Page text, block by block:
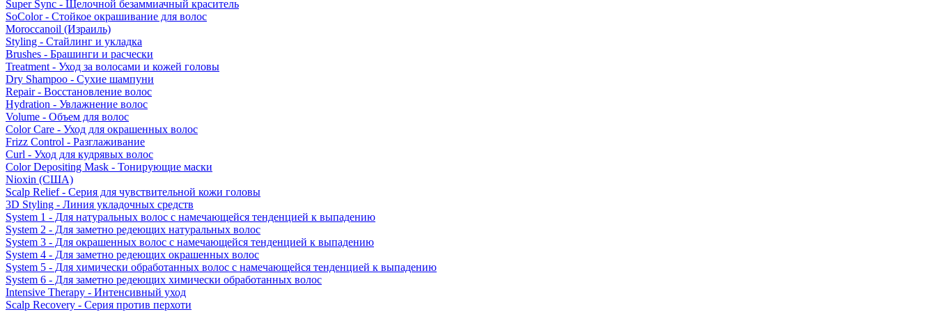
Super Sync - Щелочной безаммиачный краситель
SoColor - Стойкое окрашивание для волос
Moroccanoil (Израиль)
Styling - Стайлинг и укладка
Brushes - Брашинги и расчески
Treatment - Уход за волосами и кожей головы
Dry Shampoo - Сухие шампуни
Repair - Восстановление волос
Hydration - Увлажнение волос
Volume - Объем для волос
Color Care - Уход для окрашенных волос
Frizz Control - Разглаживание
Curl - Уход для кудрявых волос
Color Depositing Mask - Тонирующие маски
Nioxin (США)
Scalp Relief - Серия для чувствительной кожи головы
3D Styling - Линия укладочных средств
System 1 - Для натуральных волос с намечающейся тенденцией к выпадению
System 2 - Для заметно редеющих натуральных волос
System 3 - Для окрашенных волос с намечающейся тенденцией к выпадению
System 4 - Для заметно редеющих окрашенных волос
System 5 - Для химически обработанных волос с намечающейся тенденцией к выпадению
System 6 - Для заметно редеющих химически обработанных волос
Intensive Therapy - Интенсивный уход
Scalp Recovery - Серия против перхоти